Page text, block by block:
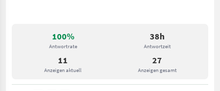
100%
Antwortrate
38h
Antwortzeit
11
Anzeigen aktuell
27
Anzeigen gesamt